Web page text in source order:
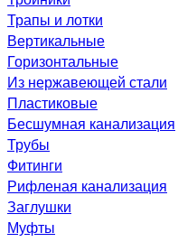
Трапы и лотки
Вертикальные
Горизонтальные
Из нержавеющей стали
Пластиковые
Бесшумная канализация
Трубы
Фитинги
Рифленая канализация
Заглушки
Муфты